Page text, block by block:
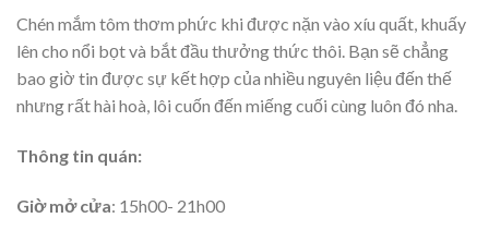
Chén mắm tôm thơm phức khi được nặn vào xíu quất, khuấy
lên cho nổi bọt và bắt đầu thưởng thức thôi. Bạn sẽ chẳng
bao giờ tin được sự kết hợp của nhiều nguyên liệu đến thế
nhưng rất hài hoà, lôi cuốn đến miếng cuối cùng luôn đó nha.
Thông tin quán:
Giờ mở cửa: 15h00- 21h00